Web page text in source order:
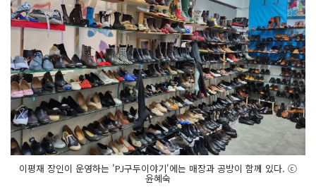
이평재 장인이 운영하는 'PJ구두이야기'에는 매장과 공방이 함께 있다. ⓒ
윤혜숙